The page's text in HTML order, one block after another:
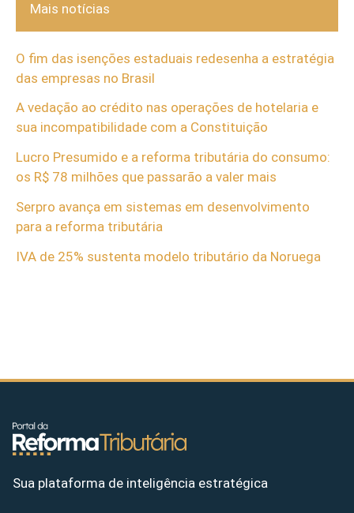
Mais notícias
O fim das isenções estaduais redesenha a estratégia
das empresas no Brasil
A vedação ao crédito nas operações de hotelaria e
sua incompatibilidade com a Constituição
Lucro Presumido e a reforma tributária do consumo:
os R$ 78 milhões que passarão a valer mais
Serpro avança em sistemas em desenvolvimento
para a reforma tributária
IVA de 25% sustenta modelo tributário da Noruega
Sua plataforma de inteligência estratégica